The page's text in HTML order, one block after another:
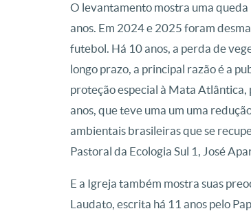
O levantamento mostra uma
anos. Em 2024 e 2025 foram
futebol. Há 10 anos, a perda de
longo prazo, a principal razão é a
proteção especial à Mata
anos, que teve uma um uma
ambientais brasileiras que se
Pastoral da Ecologia Sul 1, José
E a Igreja também mostra suas
Laudato, escrita há 11 anos pelo